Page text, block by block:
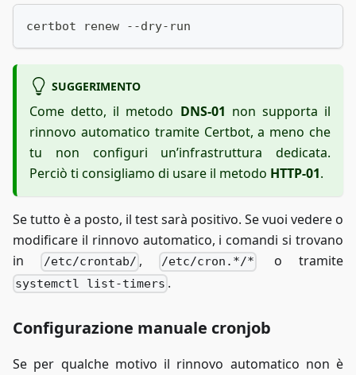
certbot renew --dry-run
SUGGERIMENTO
Come detto, il metodo DNS-01 non supporta il
rinnovo automatico tramite Certbot, a meno che
tu non configuri un’infrastruttura dedicata.
Perciò ti consigliamo di usare il metodo HTTP-01.
Se tutto è a posto, il test sarà positivo. Se vuoi vedere o
modificare il rinnovo automatico, i comandi si trovano
in
/etc/crontab/ , /etc/cron.*/* o tramite
systemctl list-timers .
Configurazione manuale cronjob
Se per qualche motivo il rinnovo automatico non è